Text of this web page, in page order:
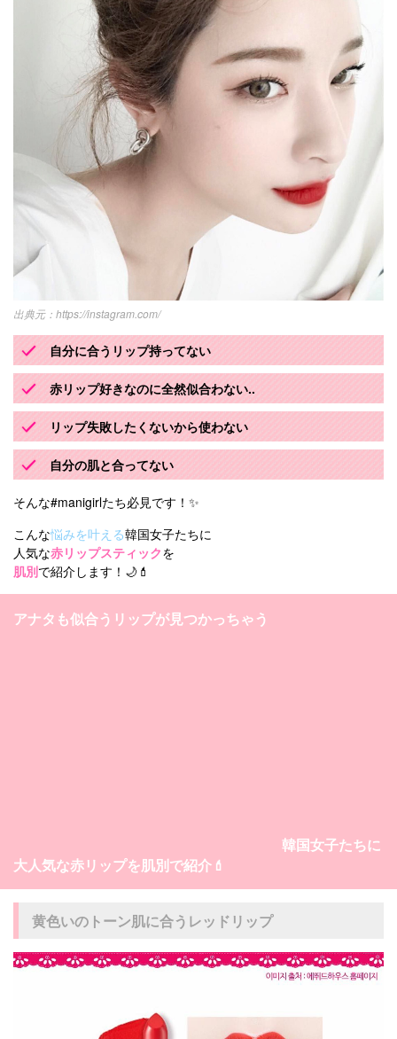
https://instagram.com/
自分に合うリップ持ってない
赤リップ好きなのに全然似合わない..
リップ失敗したくないから使わない
自分の肌と合ってない
そんな#manigirlたち必見です！✨
こんな悩みを叶える韓国女子たちに
人気な赤リップスティックを
肌別で紹介します！🌙💄
アナタも似合うリップが見つかっちゃう
韓国女子たちに
大人気な赤リップを肌別で紹介💄
黄色いのトーン肌に合うレッドリップ